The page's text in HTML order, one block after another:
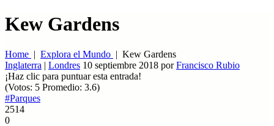
Kew Gardens
Home | Explora el Mundo | Kew Gardens
Inglaterra | Londres 10 septiembre 2018 porFrancisco Rubio
¡Haz clic para puntuar esta entrada!
(Votos: 5 Promedio: 3.6)
#Parques
2514
0